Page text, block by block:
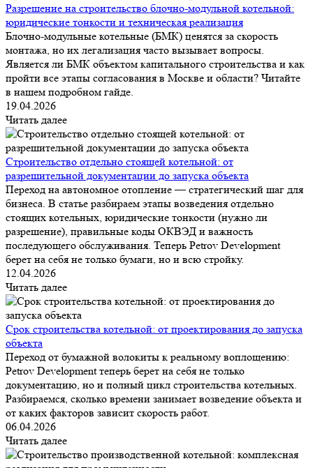
Разрешение на строительство блочно-модульной котельной:
юридические тонкости и техническая реализация
Блочно-модульные котельные (БМК) ценятся за скорость
монтажа, но их легализация часто вызывает вопросы.
Является ли БМК объектом капитального строительства и как
пройти все этапы согласования в Москве и области? Читайте
в нашем подробном гайде.
19.04.2026
Читать далее
Строительство отдельно стоящей котельной: от
разрешительной документации до запуска объекта
Переход на автономное отопление — стратегический шаг для
бизнеса. В статье разбираем этапы возведения отдельно
стоящих котельных, юридические тонкости (нужно ли
разрешение), правильные коды ОКВЭД и важность
последующего обслуживания. Теперь Petrov Development
берет на себя не только бумаги, но и всю стройку.
12.04.2026
Читать далее
Срок строительства котельной: от проектирования до запуска
объекта
Переход от бумажной волокиты к реальному воплощению:
Petrov Development теперь берет на себя не только
документацию, но и полный цикл строительства котельных.
Разбираемся, сколько времени занимает возведение объекта и
от каких факторов зависит скорость работ.
06.04.2026
Читать далее